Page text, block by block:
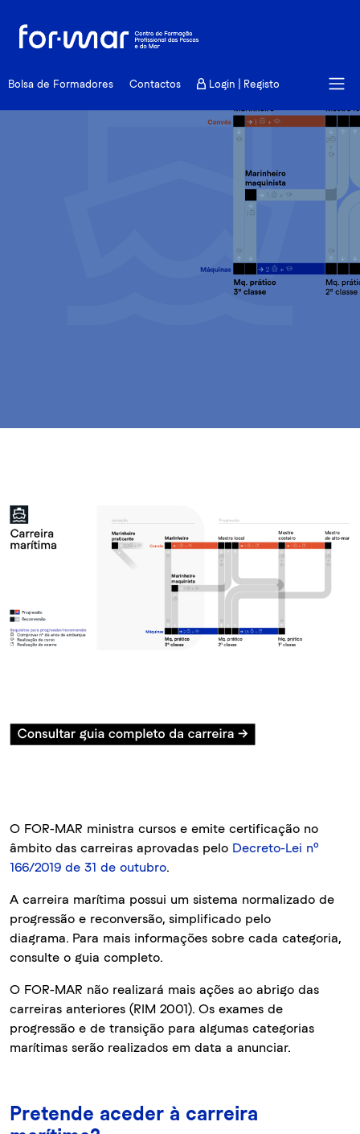
Bolsa de Formadores Contactos Login | Registo
Carreira marítima
O FOR-MAR ministra cursos e emite certificação no
âmbito das carreiras aprovadas pelo Decreto-Lei nº
166/2019 de 31 de outubro.
A carreira marítima possui um sistema normalizado de
progressão e reconversão, simplificado pelo
diagrama. Para mais informações sobre cada categoria,
consulte o guia completo.
O FOR-MAR não realizará mais ações ao abrigo das
carreiras anteriores (RIM 2001). Os exames de
progressão e de transição para algumas categorias
marítimas serão realizados em data a anunciar.
Pretende aceder à carreira